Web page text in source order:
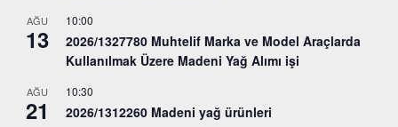
AĞU
13
10:00
2026/1327780 Muhtelif Marka ve Model Araçlarda
Kullanılmak Üzere Madeni Yağ Alımı işi
AĞU
21
10:30
2026/1312260 Madeni yağ ürünleri